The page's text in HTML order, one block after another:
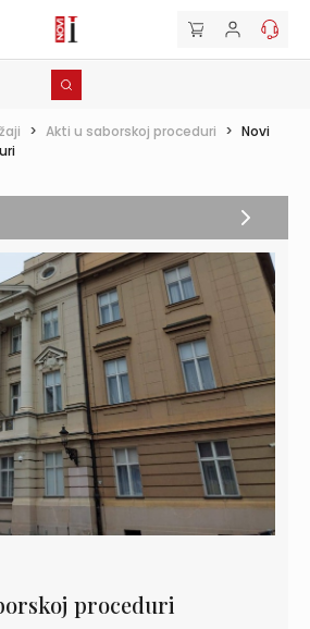
> Akti u saborskoj proceduri > Novi
proceduri